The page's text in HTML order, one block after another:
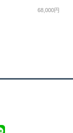
68,000円